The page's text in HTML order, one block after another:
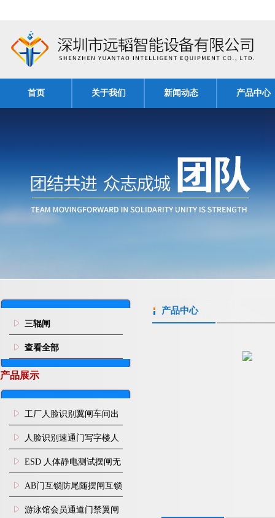
首页 关于我们 新闻动态 产品中心
三辊闸
查看全部
产品展示
工厂人脸识别翼闸车间出
入口人行通道门禁
人脸识别速通门写字楼人
行通道闸门禁设备
ESD 人体静电测试摆闸无
尘车间防静电闸机
AB门互锁防尾随摆闸互锁
闸机
游泳馆会员通道门禁翼闸
产品中心